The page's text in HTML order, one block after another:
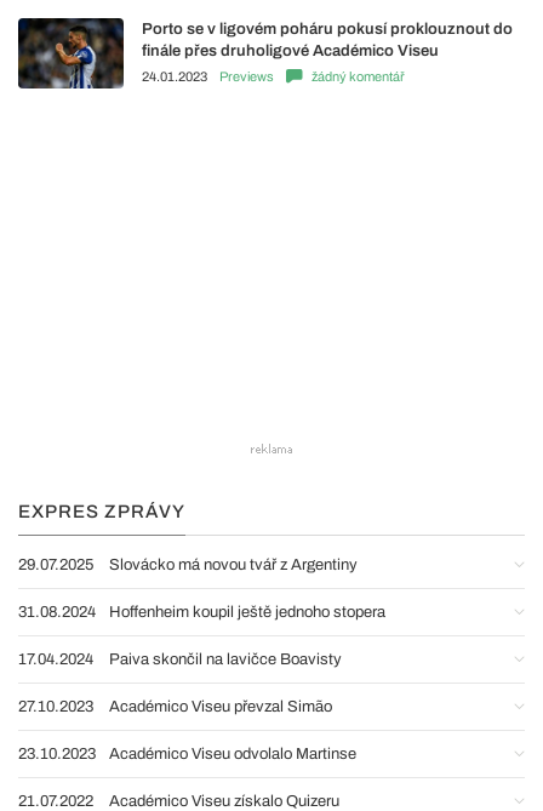
Porto se v ligovém poháru pokusí proklouznout do
finále přes druholigové Académico Viseu
24.01.2023 Previews žádný komentář
EXPRES ZPRÁVY
29.07.2025 Slovácko má novou tvář z Argentiny
31.08.2024 Hoffenheim koupil ještě jednoho stopera
17.04.2024 Paiva skončil na lavičce Boavisty
27.10.2023 Académico Viseu převzal Simão
23.10.2023 Académico Viseu odvolalo Martinse
21.07.2022 Académico Viseu získalo Quizeru